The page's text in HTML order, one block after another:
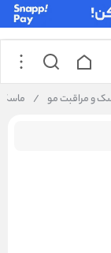
و مراقبت مو / ماسک